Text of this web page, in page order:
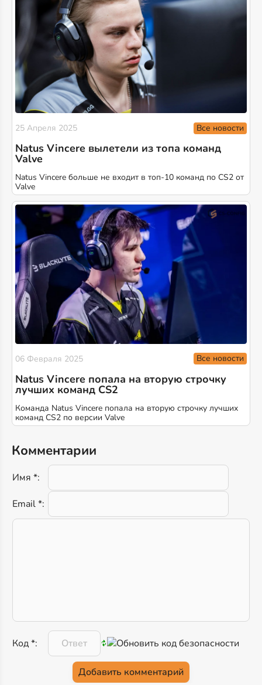
25 Апреля 2025 Все новости
Natus Vincere вылетели из топа команд
Valve
Natus Vincere больше не входит в топ-10 команд по CS2 от
Valve
06 Февраля 2025 Все новости
Natus Vincere попала на вторую строчку
лучших команд CS2
Команда Natus Vincere попала на вторую строчку лучших
команд CS2 по версии Valve
Комментарии
Имя *:
Email *:
Код *: